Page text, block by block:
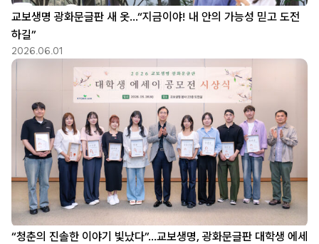
교보생명 광화문글판 새 옷…“지금이야! 내 안의 가능성 믿고 도전
하길”
2026.06.01
“청춘의 진솔한 이야기 빛났다”…교보생명, 광화문글판 대학생 에세